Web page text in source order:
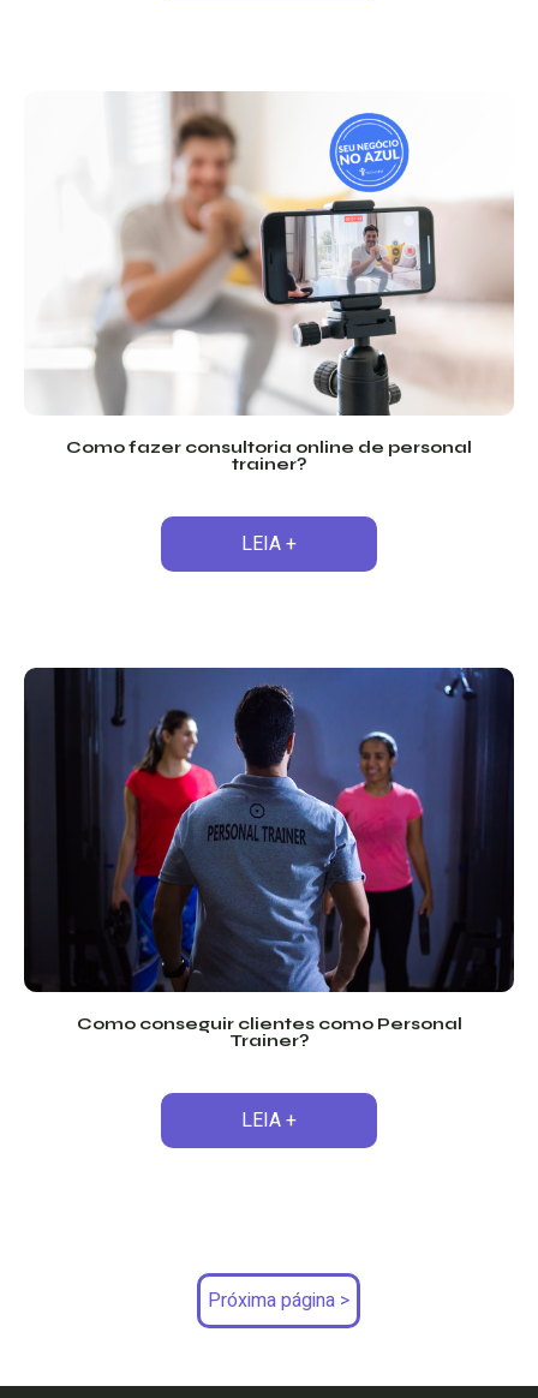
Como fazer consultoria online de personal
trainer?
LEIA +
Como conseguir clientes como Personal
Trainer?
LEIA +
Próxima página >